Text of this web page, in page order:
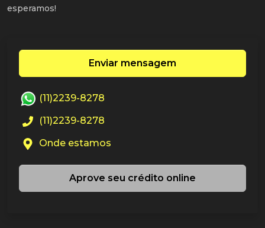
esperamos!
Enviar mensagem
(11)2239-8278
(11)2239-8278
Onde estamos
Aprove seu crédito online